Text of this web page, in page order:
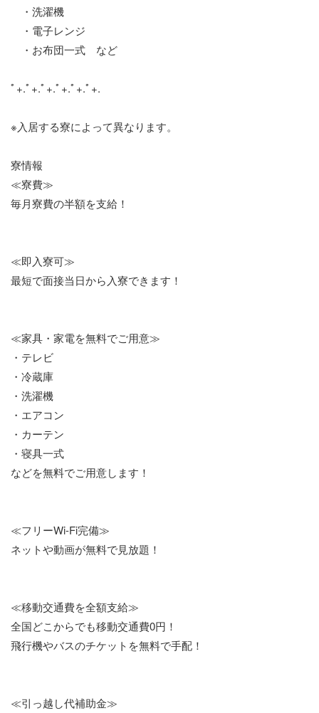
・洗濯機
・電子レンジ
・お布団一式 など
ﾟ+.ﾟ+.ﾟ+.ﾟ+.ﾟ+.ﾟ+.
※入居する寮によって異なります。
寮情報
≪寮費≫
毎月寮費の半額を支給！
≪即入寮可≫
最短で面接当日から入寮できます！
≪家具・家電を無料でご用意≫
・テレビ
・冷蔵庫
・洗濯機
・エアコン
・カーテン
・寝具一式
などを無料でご用意します！
≪フリーWi-Fi完備≫
ネットや動画が無料で見放題！
≪移動交通費を全額支給≫
全国どこからでも移動交通費0円！
飛行機やバスのチケットを無料で手配！
≪引っ越し代補助金≫